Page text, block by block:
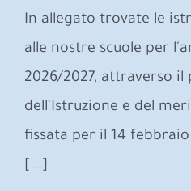
In allegato trovate le
alle nostre scuole per
2026/2027, attraverso
dell'Istruzione e del
fissata per il 14
[...]